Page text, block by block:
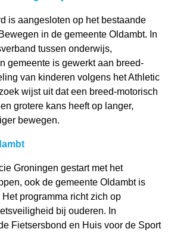
is aangesloten op het bestaande
in de gemeente Oldambt. In
tussen onderwijs,
gemeente is gewerkt aan breed-
van kinderen volgens het Athletic
wijst uit dat een breed-motorisch
grotere kans heeft op langer,
bewegen.
Groningen gestart met het
ook de gemeente Oldambt is
programma richt zich op
bij ouderen. In
Fietsersbond en Huis voor de Sport